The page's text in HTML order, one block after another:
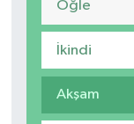
Öğle
İkindi
Akşam